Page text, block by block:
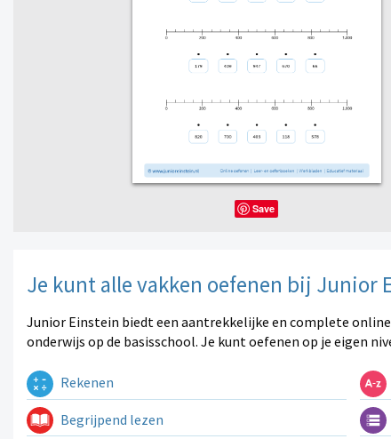
Save
Je kunt alle vakken oefenen bij Junior
Junior Einstein biedt een aantrekkelijke en complete
onderwijs op de basisschool. Je kunt oefenen op je eigen
Rekenen
Begrijpend lezen